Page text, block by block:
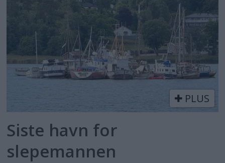
PLUS
Siste havn for
slepemannen